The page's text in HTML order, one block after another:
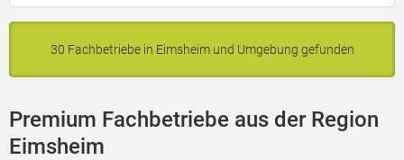
30 Fachbetriebe in Eimsheim und Umgebung gefunden
Premium Fachbetriebe aus der Region
Eimsheim